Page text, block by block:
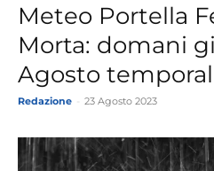
Meteo Portella
Morta: domani
Agosto
Redazione 23 Agosto 2023